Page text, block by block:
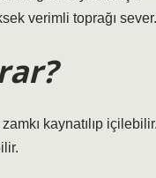
verimli toprağı sever.
kaynatılıp